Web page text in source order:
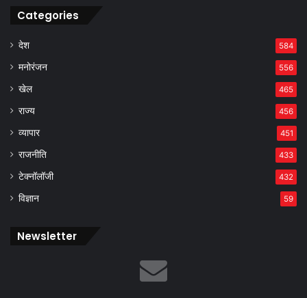
Categories
देश 584
मनोरंजन 556
खेल 465
राज्य 456
व्यापार 451
राजनीति 433
टेक्नॉलॉजी 432
विज्ञान 59
Newsletter